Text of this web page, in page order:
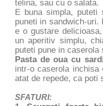
telina, sau cu o salata.
E buna simpla,
puneti in sandwich-
e o gustare
un aperitiv simplu,
puteti pune in caserola
Pasta de oua cu
intr-o caserola
atat de repede, ca poti
SFATURI: